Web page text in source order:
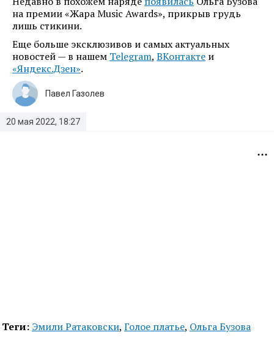
на премии «Жара Music Awards», прикрыв грудь
лишь стикини.
Еще больше эксклюзивов и самых актуальных
новостей — в нашем Telegram, ВКонтакте и
«Яндекс.Дзен».
20 мая 2022, 18:27
Павел Газолев
Теги: Эмили Ратаковски, Голое платье, Ольга Бузова